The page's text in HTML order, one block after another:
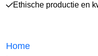
Ethische productie en
Home